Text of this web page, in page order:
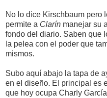
No lo dice Kirschbaum pero
permite a Clarín manejar su
fondo del diario. Saben que
la pelea con el poder que
mismos.
Subo aquí abajo la tapa de
en el diseño. El principal es
que hoy ocupa Charly